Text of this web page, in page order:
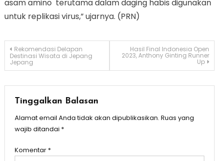
asam amino terutama dalam daging habis digunakan
untuk replikasi virus,” ujarnya. (PRN)
Navigasi
pos
Rekomendasi Delapan
Destinasi Wisata di Jepang
Jepang
Hasil Final Indonesia Open
2023, Anthony Ginting Runner
Up
Tinggalkan Balasan
Alamat email Anda tidak akan dipublikasikan. Ruas yang
wajib ditandai *
Komentar *